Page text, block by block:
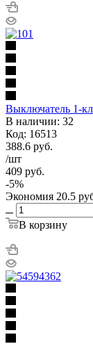
Выключатель 1-
В наличии: 32
Код: 16513
388.6 руб.
/шт
409 руб.
-5%
Экономия 20.5
В корзину